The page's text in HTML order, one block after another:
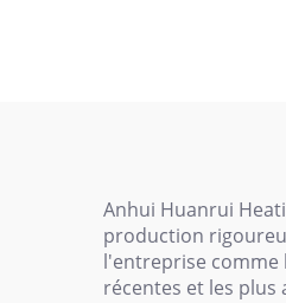
Anhui Huanrui
production
l'entreprise comme
récentes et les plus